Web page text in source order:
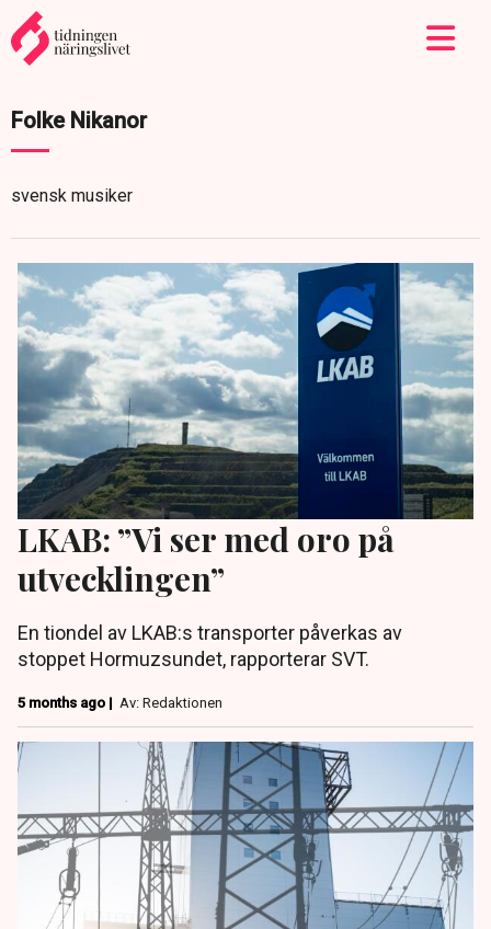
Folke Nikanor
svensk musiker
LKAB: ”Vi ser med oro på
utvecklingen”
En tiondel av LKAB:s transporter påverkas av
stoppet Hormuzsundet, rapporterar SVT.
5 months ago | Av: Redaktionen